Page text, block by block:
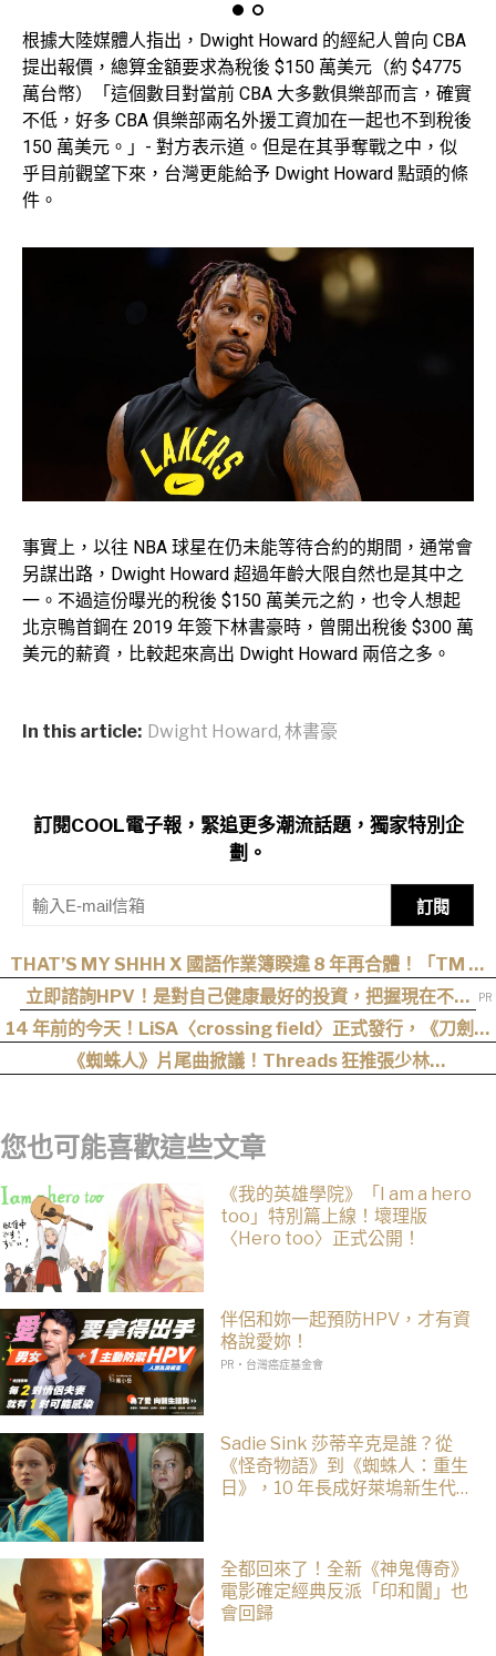
根據大陸媒體人指出，Dwight Howard 的經紀人曾向 CBA
提出報價，總算金額要求為稅後 $150 萬美元（約 $4775
萬台幣）「這個數目對當前 CBA 大多數俱樂部而言，確實
不低，好多 CBA 俱樂部兩名外援工資加在一起也不到稅後
150 萬美元。」- 對方表示道。但是在其爭奪戰之中，似
乎目前觀望下來，台灣更能給予 Dwight Howard 點頭的條
件。
事實上，以往 NBA 球星在仍未能等待合約的期間，通常會
另謀出路，Dwight Howard 超過年齡大限自然也是其中之
一。不過這份曝光的稅後 $150 萬美元之約，也令人想起
北京鴨首鋼在 2019 年簽下林書豪時，曾開出稅後 $300 萬
美元的薪資，比較起來高出 Dwight Howard 兩倍之多。
In this article: Dwight Howard, 林書豪
訂閱COOL電子報，緊追更多潮流話題，獨家特別企
劃。
訂閱
THAT’S MY SHHH X 國語作業簿睽違 8 年再合體！「TM 國
2」集結熊仔、陳嫺靜、山姆…完整卡司、售票資訊一次看
立即諮詢HPV！是對自己健康最好的投資，把握現在不嫌
晚！
14 年前的今天！LiSA〈crossing field〉正式發行，《刀劍神
域》OP 不只熱血還藏著桐人、亞絲娜最深的羈絆
《蜘蛛人》片尾曲掀議！Threads 狂推張少林
您也可能喜歡這些文章
《我的英雄學院》「I am a hero
too」特別篇上線！壞理版
〈Hero too〉正式公開！
伴侶和妳一起預防HPV，才有資
格說愛妳！
PR・台灣癌症基金會
Sadie Sink 莎蒂辛克是誰？從
《怪奇物語》到《蜘蛛人：重生
日》，10 年長成好萊塢新生代女
全都回來了！全新《神鬼傳奇》
電影確定經典反派「印和闐」也
會回歸